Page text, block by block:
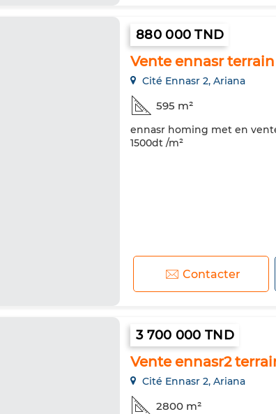
880 000 TND
Vente ennasr
Cité Ennasr 2, Ariana
595 m²
ennasr homing met en
1500dt /m²
Contacter
3 700 000 TND
Vente ennasr2
Cité Ennasr 2, Ariana
2800 m²